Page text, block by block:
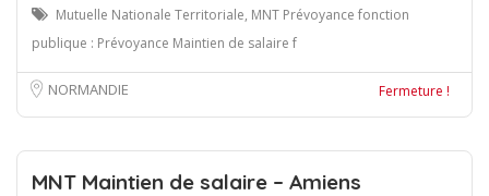
Mutuelle Nationale Territoriale, MNT Prévoyance fonction
publique : Prévoyance Maintien de salaire f
NORMANDIE Fermeture !
MNT Maintien de salaire – Amiens